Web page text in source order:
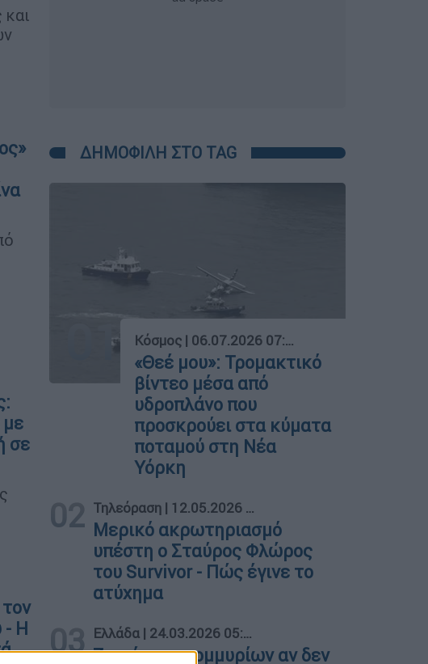
με
σε
- Η
ΔΗΜΟΦΙΛΗ ΣΤΟ TAG
01 Κόσμος | 06.07.2026 07:59
«Θεέ μου»: Τρομακτικό
βίντεο μέσα από
υδροπλάνο που
προσκρούει στα κύματα
ποταμού στη Νέα
Υόρκη
02 Τηλεόραση | 12.05.2026 09:00
Μερικό ακρωτηριασμό
υπέστη ο Σταύρος Φλώρος
του Survivor - Πώς έγινε το
ατύχημα
03 Ελλάδα | 24.03.2026 05:30
Ζημιές εκατομμυρίων αν δεν